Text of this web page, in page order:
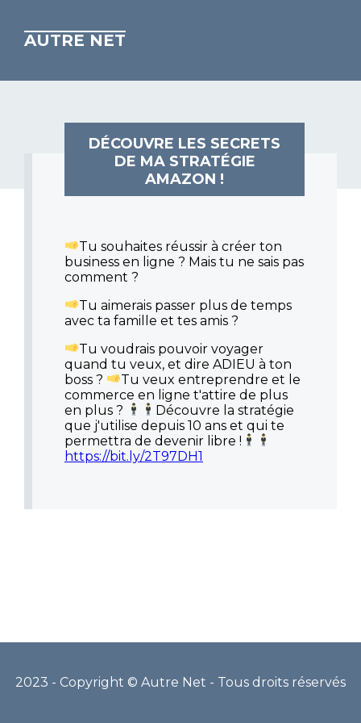
AUTRE NET
DÉCOUVRE LES SECRETS
DE MA STRATÉGIE
AMAZON !
Tu souhaites réussir à créer ton
business en ligne ? Mais tu ne sais pas
comment ?
Tu aimerais passer plus de temps
avec ta famille et tes amis ?
Tu voudrais pouvoir voyager
quand tu veux, et dire ADIEU à ton
boss ?
Tu veux entreprendre et le
commerce en ligne t'attire de plus
en plus ?
Découvre la stratégie
que j'utilise depuis 10 ans et qui te
permettra de devenir libre !
https://bit.ly/2T97DH1
2023 - Copyright © Autre Net - Tous droits réservés